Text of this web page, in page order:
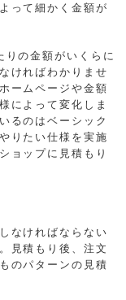
って細かく金額が
の金額がいくらに
ければわかりませ
ームページや金額
によって変化しま
るのはベーシック
りたい仕様を実施
ョップに見積もり
なければならない
見積もり後、注文
のパターンの見積